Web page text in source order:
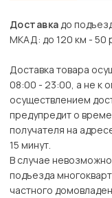
Доставкадо
МКАД: до 120 км - 50
Доставка товара
08:00 - 23:00, а не к
осуществлением
предупредит о
получателя на
15 минут.
В случае
подъезда
частного